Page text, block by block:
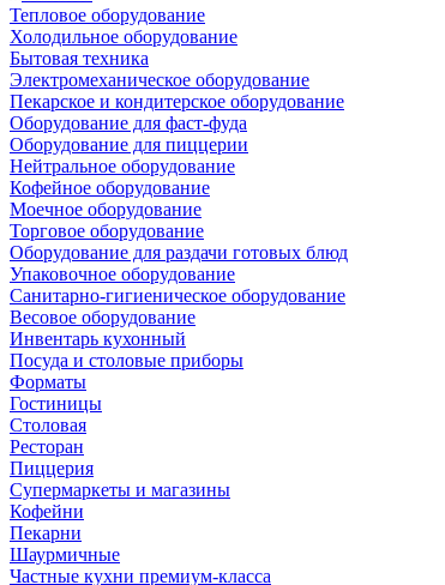
Тепловое оборудование
Холодильное оборудование
Бытовая техника
Электромеханическое оборудование
Пекарское и кондитерское оборудование
Оборудование для фаст-фуда
Оборудование для пиццерии
Нейтральное оборудование
Кофейное оборудование
Моечное оборудование
Торговое оборудование
Оборудование для раздачи готовых блюд
Упаковочное оборудование
Санитарно-гигиеническое оборудование
Весовое оборудование
Инвентарь кухонный
Посуда и столовые приборы
Форматы
Гостиницы
Столовая
Ресторан
Пиццерия
Супермаркеты и магазины
Кофейни
Пекарни
Шаурмичные
Частные кухни премиум-класса